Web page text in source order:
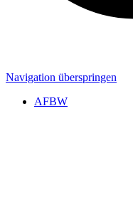
Navigation überspringen
AFBW